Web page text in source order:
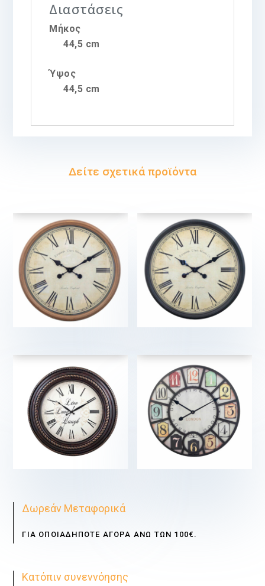
Διαστάσεις
Μήκος
44,5 cm
Ύψος
44,5 cm
Δείτε σχετικά προϊόντα
Δωρεάν Μεταφορικά
ΓΙΑ ΟΠΟΙΑΔΗΠΟΤΕ ΑΓΟΡΑ ΑΝΩ ΤΩΝ 100€.
Κατόπιν συνεννόησης